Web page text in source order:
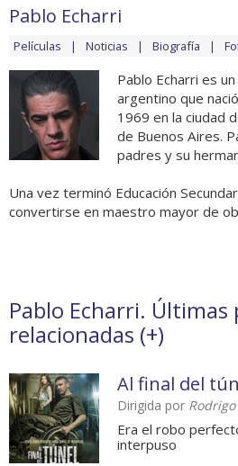
Pablo Echarri
Películas Noticias Biografía
Pablo Echarri es
argentino que
1969 en la ciudad
de Buenos Aires.
padres y su
Una vez terminó Educación
convertirse en maestro mayor de
Pablo Echarri. Últimas
relacionadas (+)
Al final del
Dirigida por
Era el robo
interpuso